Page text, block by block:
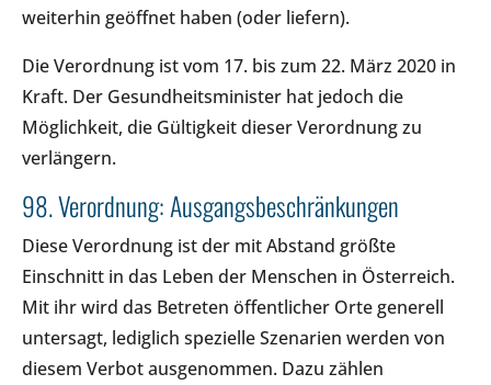
weiterhin geöffnet haben (oder liefern).
Die Verordnung ist vom 17. bis zum 22. März 2020 in
Kraft. Der Gesundheitsminister hat jedoch die
Möglichkeit, die Gültigkeit dieser Verordnung zu
verlängern.
98. Verordnung: Ausgangsbeschränkungen
Diese Verordnung ist der mit Abstand größte
Einschnitt in das Leben der Menschen in Österreich.
Mit ihr wird das Betreten öffentlicher Orte generell
untersagt, lediglich spezielle Szenarien werden von
diesem Verbot ausgenommen. Dazu zählen